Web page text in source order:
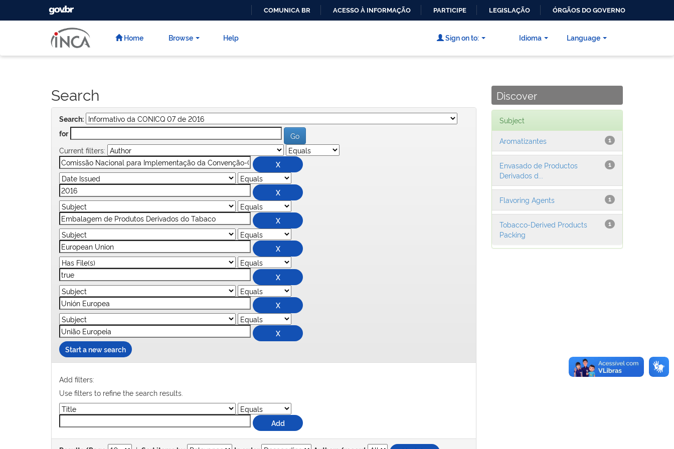
CONTEÚDO
GOVBR
COMUNICA BR ACESSO À INFORMAÇÃO PARTICIPE LEGISLAÇÃO ÓRGÃOS DO GOVERNO
Home Browse Help Language
Sign on to: Idioma
Search
Search:
for
Current filters:
Start a new search
Add filters:
Use filters to refine the search results.
Discover
Subject
1
Aromatizantes
1
Envasado de Productos
Derivados d...
1
Flavoring Agents
1
Tobacco-Derived Products
Packing